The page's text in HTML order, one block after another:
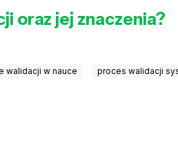
oraz jej znaczenia?
walidacji w nauce proces walidacji